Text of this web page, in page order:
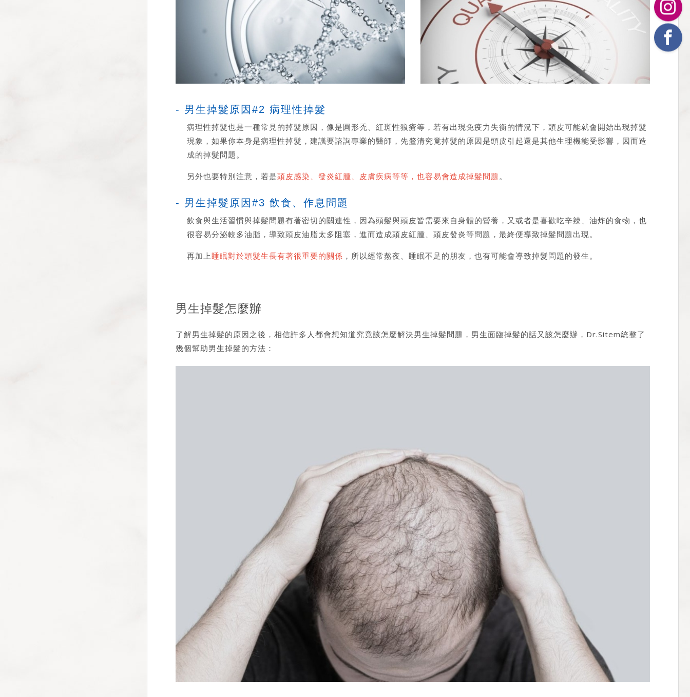
- 男生掉髮原因#2 病理性掉髮
病理性掉髮也是一種常見的掉髮原因，像是圓形禿、紅斑性狼瘡等，若有出現免疫力失衡的情況下，頭皮可能就會開始出現掉髮
現象，如果你本身是病理性掉髮，建議要諮詢專業的醫師，先釐清究竟掉髮的原因是頭皮引起還是其他生理機能受影響，因而造
成的掉髮問題。
另外也要特別注意，若是頭皮感染、發炎紅腫、皮膚疾病等等，也容易會造成掉髮問題 。
- 男生掉髮原因#3 飲食、作息問題
飲食與生活習慣與掉髮問題有著密切的關連性，因為頭髮與頭皮皆需要來自身體的營養，又或者是喜歡吃辛辣、油炸的食物，也
很容易分泌較多油脂，導致頭皮油脂太多阻塞，進而造成頭皮紅腫、頭皮發炎等問題，最終便導致掉髮問題出現。
再加上睡眠對於頭髮生長有著很重要的關係 ，所以經常熬夜、睡眠不足的朋友，也有可能會導致掉髮問題的發生。
男生掉髮怎麼辦
了解男生掉髮的原因之後，相信許多人都會想知道究竟該怎麼解決男生掉髮問題，男生面臨掉髮的話又該怎麼辦，Dr.Sitem統整了
幾個幫助男生掉髮的方法：